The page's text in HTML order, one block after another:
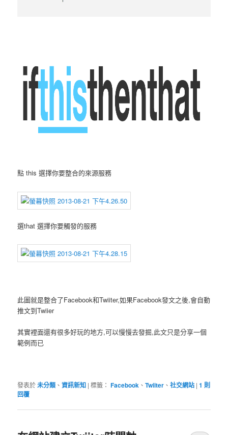
點 this 選擇你要整合的來源服務
選that 選擇你要觸發的服務
此圖就是整合了Facebook和Twiiter,如果Facebook發文之後,會自動
推文到Twiier
其實裡面還有很多好玩的地方,可以慢慢去發掘,此文只是分享一個
範例而已
發表於未分類 、資訊新知 |標籤： Facebook 、Twiiter 、社交網站 |1 則
回覆